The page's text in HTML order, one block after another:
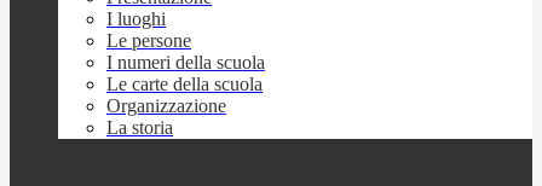
I luoghi
Le persone
I numeri della scuola
Le carte della scuola
Organizzazione
La storia